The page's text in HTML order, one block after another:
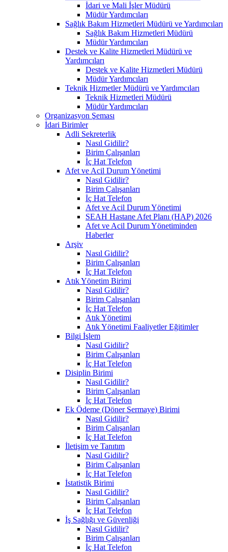
İdari ve Mali İşler Müdürü
Müdür Yardımcıları
Sağlık Bakım Hizmetleri Müdürü ve Yardımcıları
Sağlık Bakım Hizmetleri Müdürü
Müdür Yardımcıları
Destek ve Kalite Hizmetleri Müdürü ve
Yardımcıları
Destek ve Kalite Hizmetleri Müdürü
Müdür Yardımcıları
Teknik Hizmetler Müdürü ve Yardımcıları
Teknik Hizmetleri Müdürü
Müdür Yardımcıları
Organizasyon Şeması
İdari Birimler
Adli Sekreterlik
Nasıl Gidilir?
Birim Çalışanları
İç Hat Telefon
Afet ve Acil Durum Yönetimi
Nasıl Gidilir?
Birim Çalışanları
İç Hat Telefon
Afet ve Acil Durum Yönetimi
SEAH Hastane Afet Planı (HAP) 2026
Afet ve Acil Durum Yönetiminden
Haberler
Arşiv
Nasıl Gidilir?
Birim Çalışanları
İç Hat Telefon
Atık Yönetim Birimi
Nasıl Gidilir?
Birim Çalışanları
İç Hat Telefon
Atık Yönetimi
Atık Yönetimi Faaliyetler Eğitimler
Bilgi İşlem
Nasıl Gidilir?
Birim Çalışanları
İç Hat Telefon
Disiplin Birimi
Nasıl Gidilir?
Birim Çalışanları
İç Hat Telefon
Ek Ödeme (Döner Sermaye) Birimi
Nasıl Gidilir?
Birim Çalışanları
İç Hat Telefon
İletişim ve Tanıtım
Nasıl Gidilir?
Birim Çalışanları
İç Hat Telefon
İstatistik Birimi
Nasıl Gidilir?
Birim Çalışanları
İç Hat Telefon
İş Sağlığı ve Güvenliği
Nasıl Gidilir?
Birim Çalışanları
İç Hat Telefon